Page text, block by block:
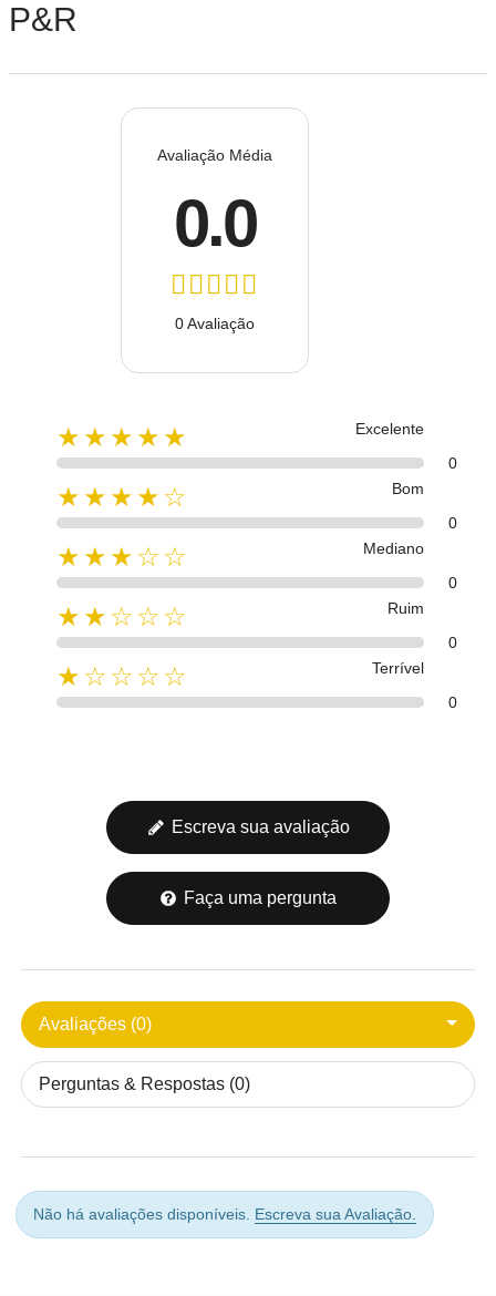
P&R
Avaliação Média
0.0
0 Avaliação
★★★★★
Excelente
0
★★★★☆
Bom
0
★★★☆☆
Mediano
0
★★☆☆☆
Ruim
0
★☆☆☆☆
Terrível
0
Escreva sua avaliação
Faça uma pergunta
Avaliações (0)
Perguntas & Respostas (0)
Não há avaliações disponíveis. Escreva sua Avaliação.